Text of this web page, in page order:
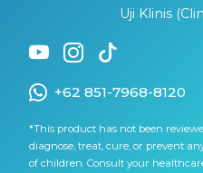
Uji Klinis
+62 851-7968-8120
*This product has not been
diagnose, treat, cure, or prevent
of children. Consult your